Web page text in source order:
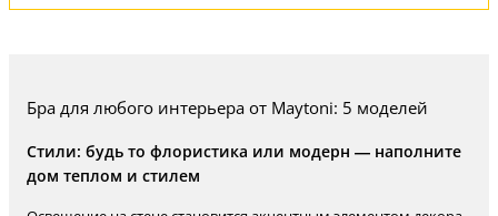
Бра для любого интерьера от Maytoni: 5 моделей
Стили: будь то флористика или модерн — наполните
дом теплом и стилем